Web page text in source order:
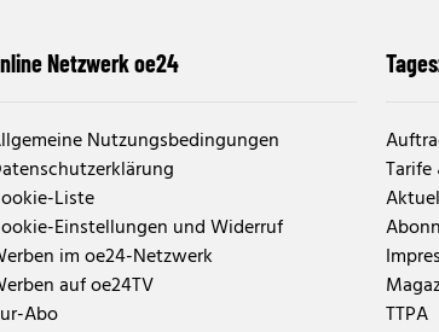
Netzwerk oe24
Nutzungsbedingungen
Liste
Einstellungen und Widerruf
im oe24-Netzwerk
auf oe24TV
Abo
TTPA